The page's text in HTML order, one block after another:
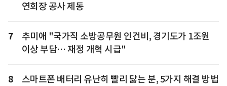
연회장 공사 제동
7
추미애 "국가직 소방공무원 인건비, 경기도가 1조원
이상 부담… 재정 개혁 시급"
8 스마트폰 배터리 유난히 빨리 닳는 분, 5가지 해결 방법